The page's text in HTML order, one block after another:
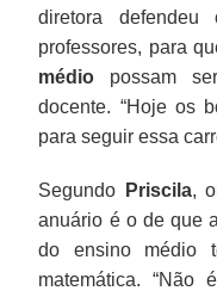
diretora
professores, para
médio possam
docente. “Hoje os
para seguir essa
Segundo Priscila,
anuário é o de que
do ensino médio
matemática.